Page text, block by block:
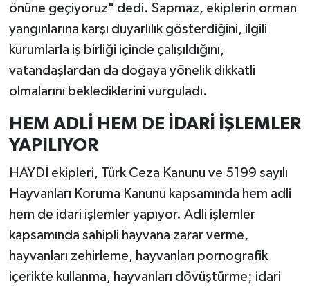
önüne geçiyoruz" dedi. Sapmaz, ekiplerin orman
yangınlarına karşı duyarlılık gösterdiğini, ilgili
kurumlarla iş birliği içinde çalışıldığını,
vatandaşlardan da doğaya yönelik dikkatli
olmalarını beklediklerini vurguladı.
HEM ADLİ HEM DE İDARİ İŞLEMLER
YAPILIYOR
HAYDİ ekipleri, Türk Ceza Kanunu ve 5199 sayılı
Hayvanları Koruma Kanunu kapsamında hem adli
hem de idari işlemler yapıyor. Adli işlemler
kapsamında sahipli hayvana zarar verme,
hayvanları zehirleme, hayvanları pornografik
içerikte kullanma, hayvanları dövüştürme; idari